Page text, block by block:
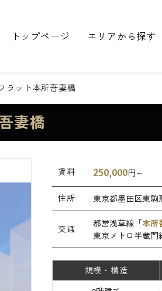
トップページ エリアから探す
ラット本所吾妻橋
妻橋
賃料 250,000円～
住所 東京都墨田区東駒
交通
都営浅草線「本所
東京メトロ半蔵門
規模・構造